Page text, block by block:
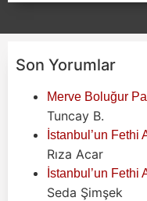
Son Yorumlar
Merve Boluğur
Tuncay B.
İstanbul’un Fethi
Rıza Acar
İstanbul’un Fethi
Seda Şimşek